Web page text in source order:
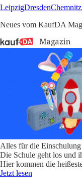
LeipzigDresdenChemnitz
Neues vom KaufDA
Alles für die
Die Schule geht los und
Hier kommen die
Jetzt lesen